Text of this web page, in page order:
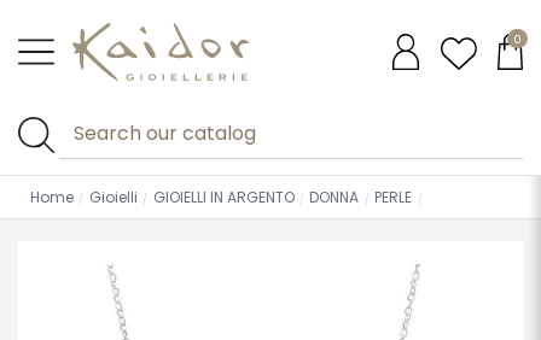
0
Home Gioielli GIOIELLI IN ARGENTO DONNA PERLE